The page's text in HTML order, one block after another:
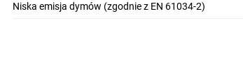
Niska emisja dymów (zgodnie z EN 61034-2)